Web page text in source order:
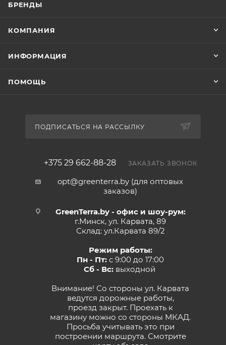
раствор легко уберут грязь.
БРЕНДЫ
КОМПАНИЯ
ИНФОРМАЦИЯ
ПОМОЩЬ
ПОДПИСАТЬСЯ НА РАССЫЛКУ
+375 29 662-88-28 ЗАКАЗАТЬ ЗВОНОК
opt@greenterra.by (для оптовых
заказов)
GreenTerra.by - офис и шоу-рум:
г.Минск, ул. Карвата, 89
Склад: ул.Карвата 89/2
Режим работы:
Пн - Пт: с 9:00 до 17:00
Сб - Вс:выходной
Внимание! Со стороны ул. Карвата
ведутся дорожные работы,
проезд закрыт. Проехать к
магазину можно со стороны МКАД.
Просьба учитывать это при
построении маршрута. Смотрите